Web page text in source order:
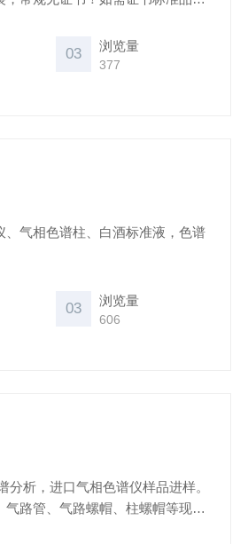
03 浏览量
377
气相色谱柱、白酒标准液，色谱
03 浏览量
606
析，进口气相色谱仪样品进样。
路管、气路螺帽、柱螺帽等现货